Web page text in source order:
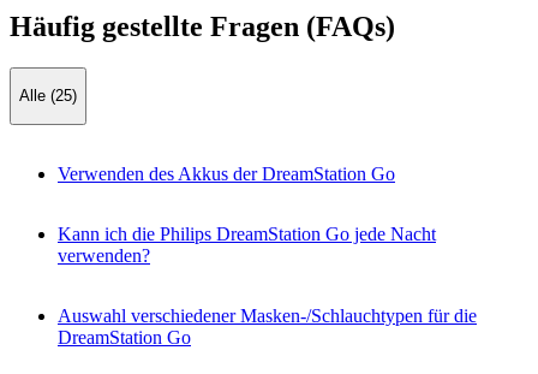
Häufig gestellte Fragen (FAQs)
Alle (25)
Verwenden des Akkus der DreamStation Go
Kann ich die Philips DreamStation Go jede Nacht
verwenden?
Auswahl verschiedener Masken-/Schlauchtypen für die
DreamStation Go